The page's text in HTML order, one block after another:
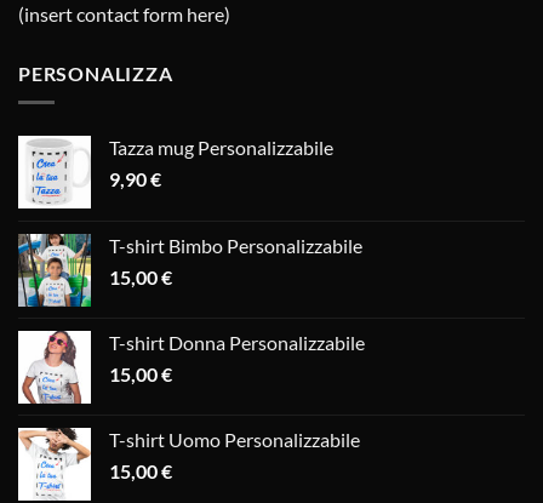
(insert contact form here)
PERSONALIZZA
Tazza mug Personalizzabile
9,90€
T-shirt Bimbo Personalizzabile
15,00€
T-shirt Donna Personalizzabile
15,00€
T-shirt Uomo Personalizzabile
15,00€